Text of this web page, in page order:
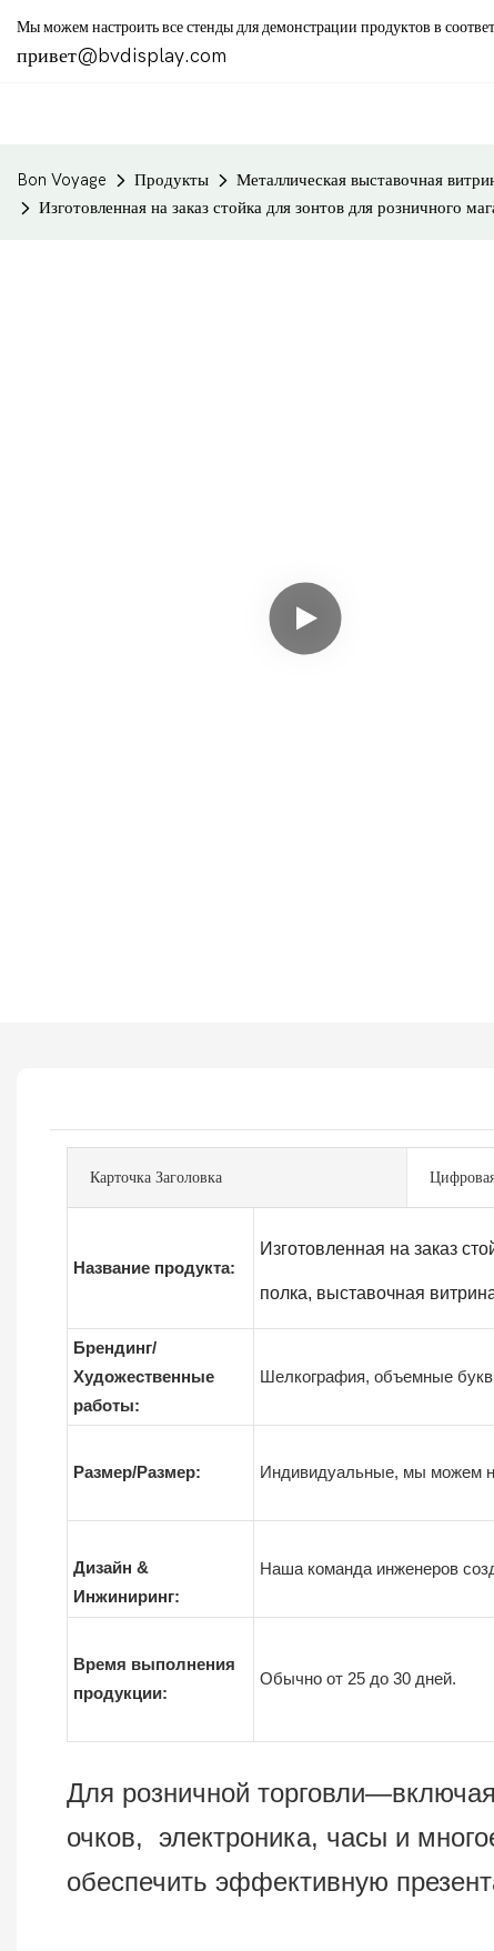
Мы можем настроить все стенды для демонстрации продуктов в
привет@bvdisplay.com
Bon Voyage Продукты
Металлическая выставочная
Изготовленная на заказ стойка для зонтов для розничного
Карточка Заголовка
Название продукта:
Изготовленная на заказ
полка, выставочная
Брендинг/
Художественные
работы:
Шелкография, объемные
Размер/Размер: Индивидуальные, мы можем
Дизайн &
Инжиниринг:
Наша команда инженеров
Время выполнения
продукции:
Обычно от 25 до 30 дней.
Для розничной
очков, электроника, часы и
обеспечить эффективную